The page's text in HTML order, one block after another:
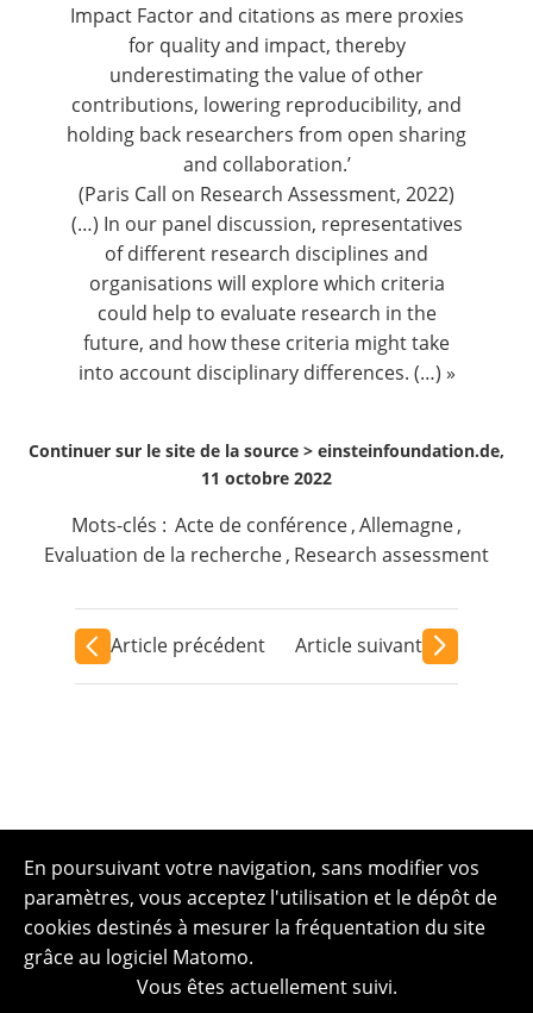
Impact Factor and citations as mere proxies
for quality and impact, thereby
underestimating the value of other
contributions, lowering reproducibility, and
holding back researchers from open sharing
and collaboration.’
(Paris Call on Research Assessment, 2022)
(…) In our panel discussion, representatives
of different research disciplines and
organisations will explore which criteria
could help to evaluate research in the
future, and how these criteria might take
into account disciplinary differences. (…) »
Continuer sur le site de la source > einsteinfoundation.de,
11 octobre 2022
Mots-clés : Acte de conférence,Allemagne,
Evaluation de la recherche, Research assessment
Article précédent Article suivant
En poursuivant votre navigation, sans modifier vos
paramètres, vous acceptez l'utilisation et le dépôt de
cookies destinés à mesurer la fréquentation du site
grâce au logiciel Matomo.
Vous êtes actuellement suivi.